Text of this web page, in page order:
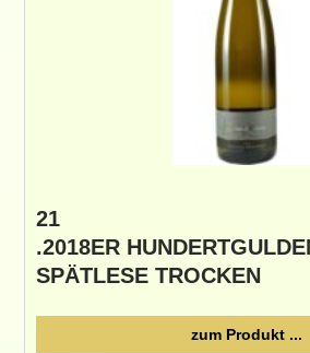
21
.2018ER
SPÄTLESE TROCKEN
zum Produkt ...